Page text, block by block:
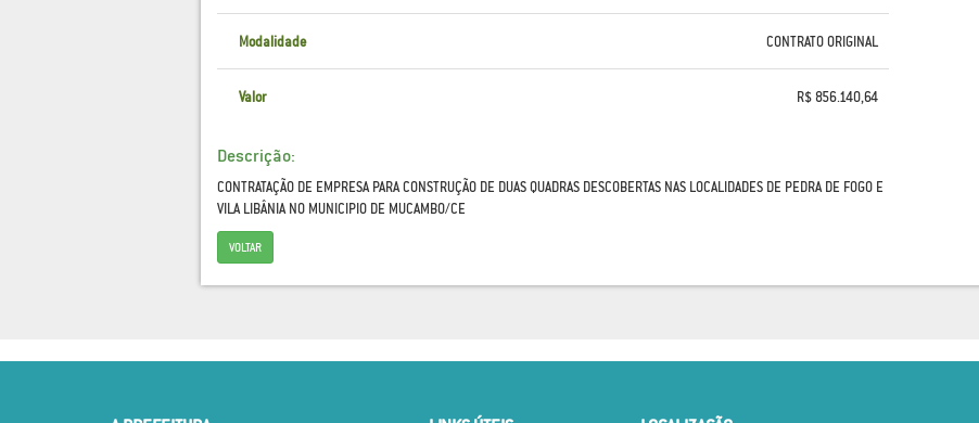
Modalidade CONTRATO ORIGINAL
Valor R$ 856.140,64
Descrição:
CONTRATAÇÃO DE EMPRESA PARA CONSTRUÇÃO DE DUAS QUADRAS DESCOBERTAS NAS LOCALIDADES DE PEDRA DE FOGO E
VILA LIBÂNIA NO MUNICIPIO DE MUCAMBO/CE
VOLTAR